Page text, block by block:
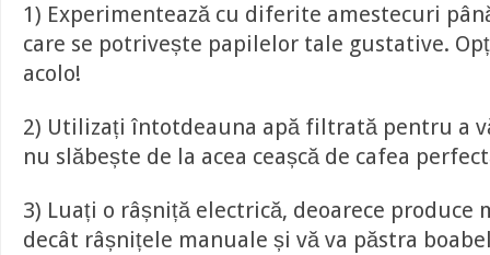
1) Experimentează cu diferite amestecuri
care se potrivește papilelor tale gustative.
acolo!
2) Utilizați întotdeauna apă filtrată pentru a
nu slăbește de la acea ceașcă de cafea
3) Luați o râșniță electrică, deoarece produce
decât râșnițele manuale și vă va păstra